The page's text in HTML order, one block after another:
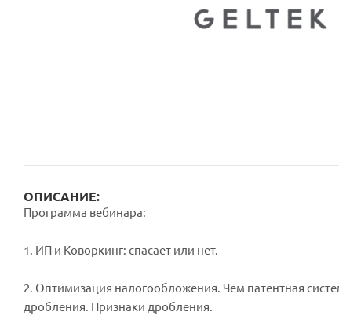
ОПИСАНИЕ:
Программа вебинара:
1. ИП и Коворкинг: спасает или нет.
2. Оптимизация налогообложения. Чем патентная
дробления. Признаки дробления.